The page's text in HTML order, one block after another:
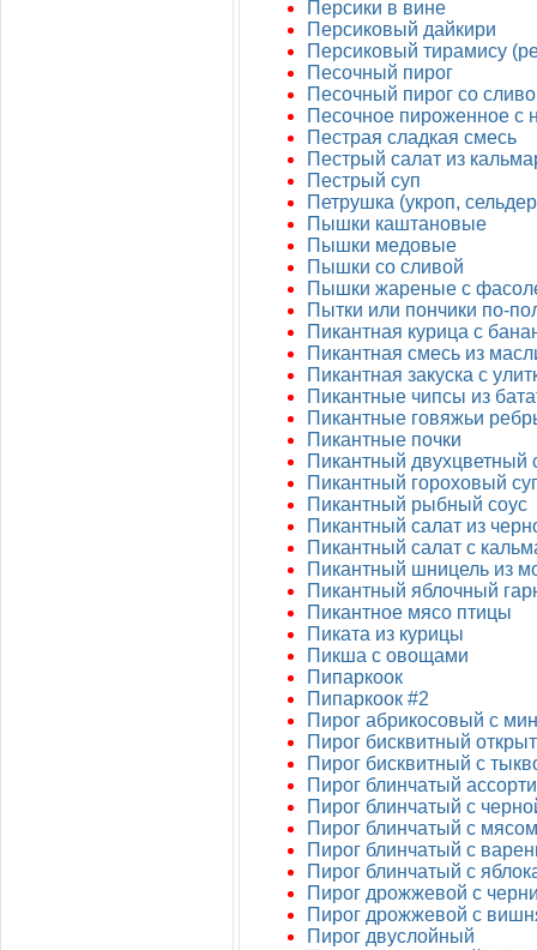
Персики в вине
Персиковый дайкири
Персиковый тирамису
Песочный пирог
Песочный пирог со
Песочное пироженное с
Пестрая сладкая смесь
Пестрый салат из
Пестрый суп
Петрушка (укроп,
Пышки каштановые
Пышки медовые
Пышки со сливой
Пышки жареные с
Пытки или пончики по-
Пикантная курица с
Пикантная смесь из
Пикантная закуска с
Пикантные чипсы из
Пикантные говяжьи
Пикантные почки
Пикантный двухцветный
Пикантный гороховый
Пикантный рыбный соус
Пикантный салат из
Пикантный салат с
Пикантный шницель из
Пикантный яблочный
Пикантное мясо птицы
Пиката из курицы
Пикша с овощами
Пипаркоок
Пипаркоок #2
Пирог абрикосовый с
Пирог бисквитный
Пирог бисквитный с
Пирог блинчатый ассорти
Пирог блинчатый с
Пирог блинчатый с
Пирог блинчатый с
Пирог блинчатый с
Пирог дрожжевой с
Пирог дрожжевой с
Пирог двуслойный